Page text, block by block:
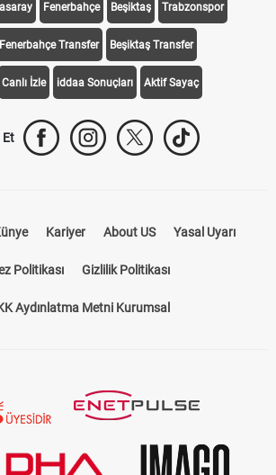
Fenerbahçe Beşiktaş Trabzonspor
Fenerbahçe Transfer Beşiktaş Transfer
Canlı İzle iddaa Sonuçları Aktif Sayaç
Et
Kariyer About US Yasal Uyarı
Politikası Gizlilik Politikası
Aydınlatma Metni Kurumsal